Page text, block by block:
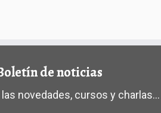
de noticias
novedades, cursos y charlas...